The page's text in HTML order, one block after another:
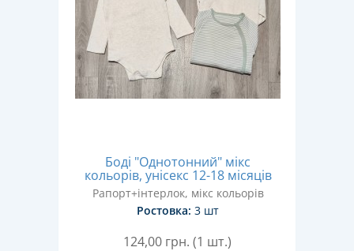
Боді "Однотонний" мікс
кольорів, унісекс 12-18 місяців
Рапорт+інтерлок, мікс кольорів
Ростовка: 3 шт
124,00 грн. (1 шт.)